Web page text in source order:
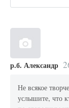
р.б. Александр
Не всякое
услышите, что